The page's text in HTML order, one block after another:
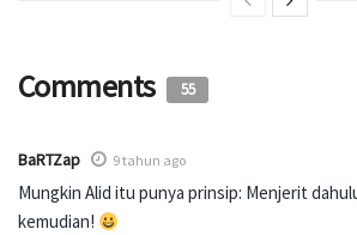
Comments 55
BaRTZap 9 tahun ago
Mungkin Alid itu punya prinsip: Menjerit
kemudian!